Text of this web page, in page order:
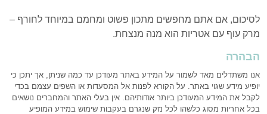
לסיכום, אם אתם מחפשים מתכון פשוט ומחמם במיוחד לחורף –
מרק עוף עם אטריות הוא מנה מנצחת.
הבהרה
אנו משתדלים מאד לשמור על המידע באתר מעודכן עד כמה שניתן, אך יתכן כי
יופיע מידע שגוי באתר. על הקורא לפנות אל המסעדות או השפים עצמם בכדי
לקבל את המידע המעודכן ביותר אודותיהם. אין בעלי האתר והמחברים נושאים
בכל אחריות מסוג כלשהו לכל נזק שנגרם בעקבות שימוש במידע המופיע